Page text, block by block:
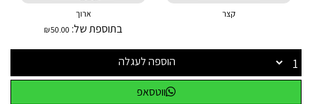
קצר ארוך
בתוספת של: ₪50.00
הוספה לעגלה
ווטסאפ